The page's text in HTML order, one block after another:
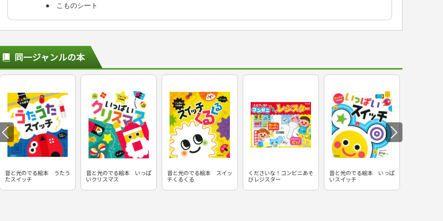
● こものシート
同一ジャンルの本
音と光のでる絵本 うたう
たスイッチ
音と光のでる絵本 いっぱ
いクリスマス
音と光のでる絵本 スイッ
チくるくる
くださいな！コンビニあそ
びレジスター
音と光のでる絵本 いっぱ
いスイッチ